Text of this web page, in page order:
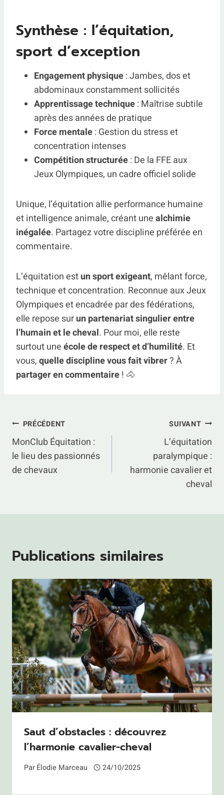
Synthèse : l’équitation,
sport d’exception
Engagement physique: Jambes, dos et
abdominaux constamment sollicités
Apprentissage technique: Maîtrise subtile
après des années de pratique
Force mentale: Gestion du stress et
concentration intenses
Compétition structurée: De la FFE aux
Jeux Olympiques, un cadre officiel solide
Unique, l’équitation allie performance humaine
et intelligence animale, créant unealchimie
inégalée. Partagez votre discipline préférée en
commentaire.
L’équitation estun sport exigeant, mêlant force,
technique et concentration. Reconnue aux Jeux
Olympiques et encadrée par des fédérations,
elle repose surun partenariat singulier entre
l’humain et le cheval. Pour moi, elle reste
surtout uneécole de respect et d’humilité. Et
vous,quelle discipline vous fait vibrer? À
partager en commentaire! 🐴
Navigation
de
l’article
PRÉCÉDENT
MonClub Équitation :
le lieu des passionnés
de chevaux
SUIVANT
L’équitation
paralympique :
harmonie cavalier et
cheval
Publications similaires
Saut d’obstacles : découvrez
l’harmonie cavalier-cheval
ParÉlodie Marceau 24/10/2025